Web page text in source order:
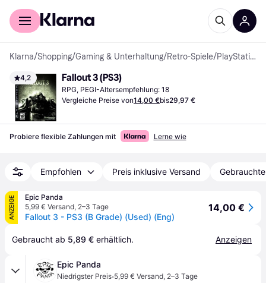
Für Shopper
Klarna/Shopping/Gaming & Unterhaltung/Retro-Spiele/ PlayStation 3-Spiel
4,2 Fallout 3 (PS3)
RPG, PEGI-Altersempfehlung: 18
Vergleiche Preise von14,00 €bis29,97 €
Probiere flexible Zahlungen mit Lerne wie
Empfohlen Preis inklusive Versand
ANZEIGE
Epic Panda
5,99 € Versand, 2–3 Tage
Fallout 3 - PS3 (B Grade) (Used) (Eng)
14,00 €
Gebraucht ab 5,89 € erhältlich. Anzeigen
Epic Panda
Niedrigster Preis·5,99 € Versand, 2–3 Tage